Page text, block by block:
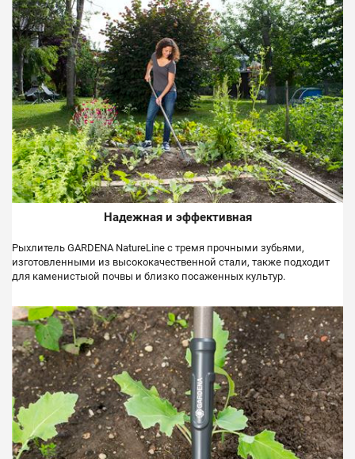
Надежная и эффективная
Рыхлитель GARDENA NatureLine с тремя прочными зубьями,
изготовленными из высококачественной стали, также подходит
для каменистыой почвы и близко посаженных культур.